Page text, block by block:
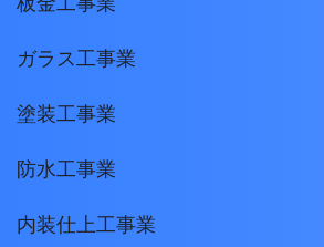
ガラス工事業
塗装工事業
防水工事業
内装仕上工事業